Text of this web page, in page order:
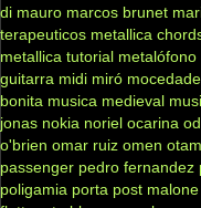
di mauro marcos brunet
terapeuticos metallica
metallica tutorial metalófono
guitarra midi miró
bonita musica medieval
jonas nokia noriel ocarina
o'brien omar ruiz omen
passenger pedro fernandez
poligamia porta post malone